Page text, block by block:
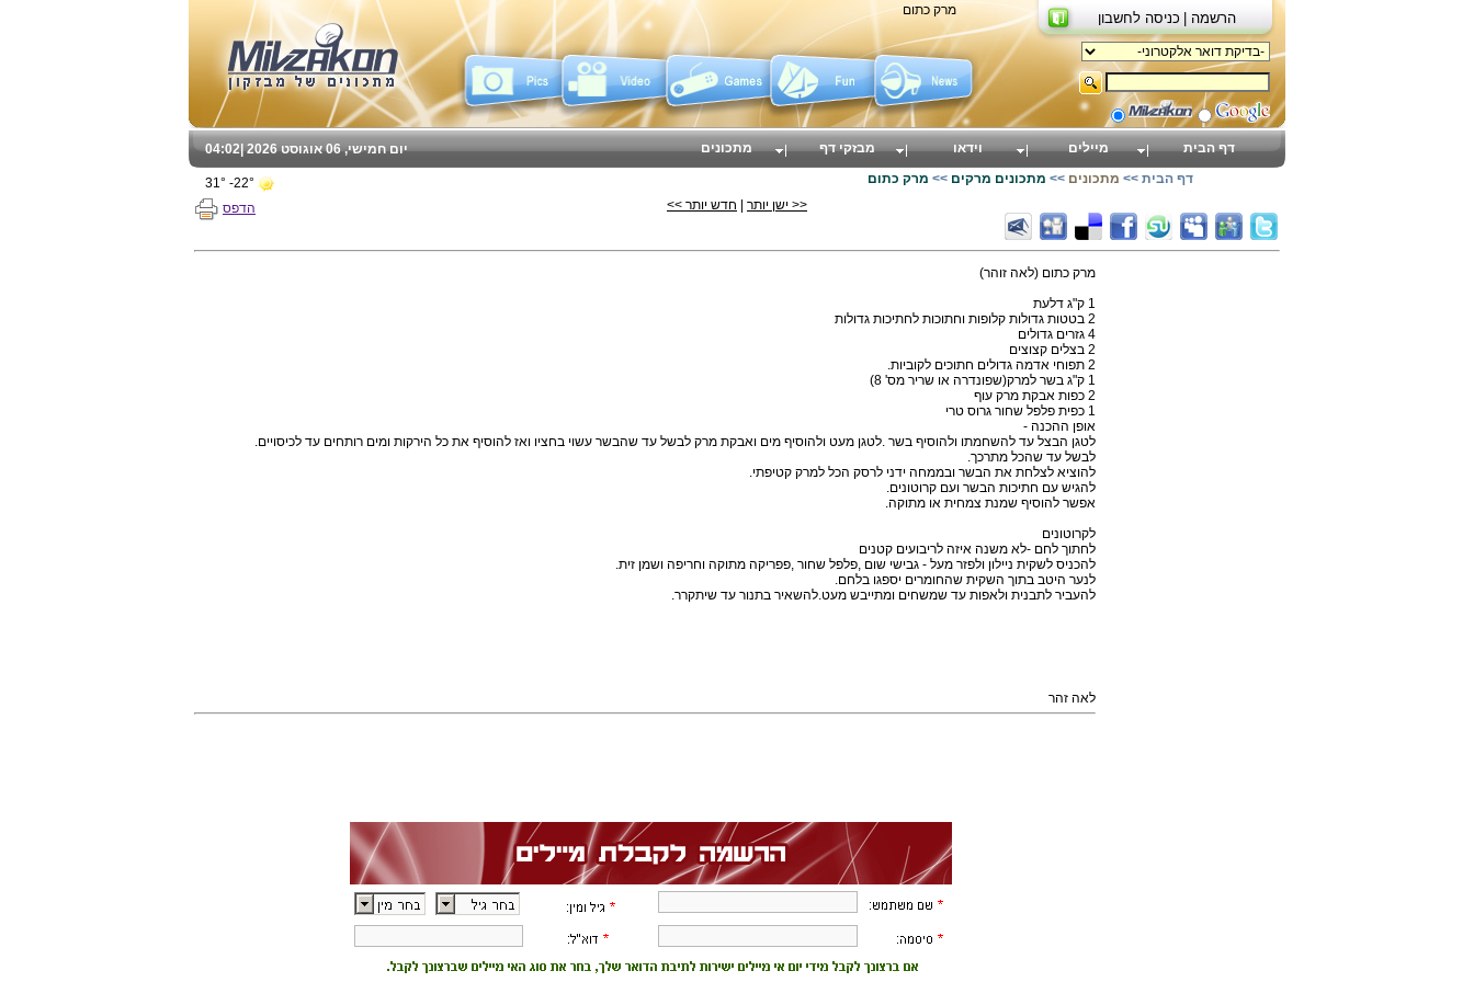
מרק כתום
<< ישן יותר חדש יותר >> הדפס
מרק כתום (לאה זוהר)
1 ק"ג דלעת
2 בטטות גדולות קלופות וחתוכות לחתיכות גדולות
4 גזרים גדולים
2 בצלים קצוצים
2 תפוחי אדמה גדולים חתוכים לקוביות.
1 ק"ג בשר למרק(שפונדרה או שריר מס' 8)
2 כפות אבקת מרק עוף
1 כפית פלפל שחור גרוס טרי
אופן ההכנה -
לטגן הבצל עד להשחמתו ולהוסיף בשר .לטגן מעט ולהוסיף מים ואבקת מרק לבשל עד שהבשר עשוי בחציו ואז להוסיף את כל הירקות ומים רותחים עד לכיסויים.
לבשל עד שהכל מתרכך.
להוציא לצלחת את הבשר ובממחה ידני לרסק הכל למרק קטיפתי.
להגיש עם חתיכות הבשר ועם קרוטונים.
אפשר להוסיף שמנת צמחית או מתוקה.
לקרוטונים
לחתוך לחם -לא משנה איזה לריבועים קטנים
להכניס לשקית ניילון ולפזר מעל - גבישי שום ,פלפל שחור ,פפריקה מתוקה וחריפה ושמן זית.
לנער היטב בתוך השקית שהחומרים יספגו בלחם.
להעביר לתבנית ולאפות עד שמשחים ומתייבש מעט.להשאיר בתנור עד שיתקרר.
לאה זהר
04:02 יום חמישי, 06 אוגוסט 2026 | דף הבית מיילים וידאו מבזקי דף מתכונים
22°- 31° דף הבית >> מתכונים >> מתכונים מרקים >> מרק כתום
הרשמה | כניסה לחשבון